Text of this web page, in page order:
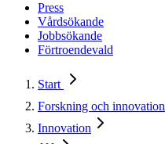
Press
Vårdsökande
Jobbsökande
Förtroendevald
Start
Forskning och innovation
Innovation